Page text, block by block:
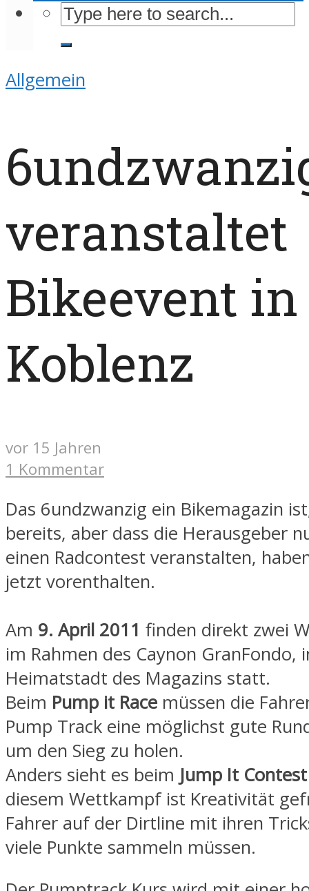
Allgemein
veranstaltet
Bikeevent in
Koblenz
vor 15 Jahren
1 Kommentar
Das 6undzwanzig ein Bikemagazin
bereits, aber dass die Herausgeber
einen Radcontest veranstalten,
jetzt vorenthalten.
Am 9. April 2011 finden direkt zwei
im Rahmen des Caynon GranFondo,
Heimatstadt des Magazins statt.
Beim Pump it Race müssen die
Pump Track eine möglichst gute
um den Sieg zu holen.
Anders sieht es beim Jump It Contest
diesem Wettkampf ist Kreativität
Fahrer auf der Dirtline mit ihren
viele Punkte sammeln müssen.